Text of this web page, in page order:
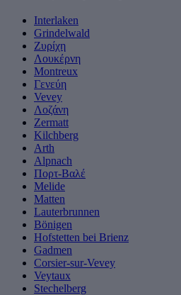
Interlaken
Grindelwald
Ζυρίχη
Λουκέρνη
Montreux
Γενεύη
Vevey
Λοζάνη
Zermatt
Kilchberg
Arth
Alpnach
Πορτ-Βαλέ
Melide
Matten
Lauterbrunnen
Bönigen
Hofstetten bei Brienz
Gadmen
Corsier-sur-Vevey
Veytaux
Stechelberg